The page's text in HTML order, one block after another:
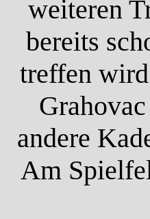
weiteren
bereits
treffen
andere
Am